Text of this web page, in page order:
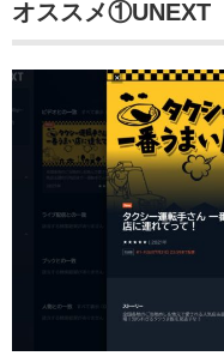
オススメ①UNEXT